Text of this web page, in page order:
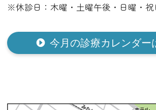
※休診日：木曜・土曜午後・日曜・祝
今月の診療カレンダー